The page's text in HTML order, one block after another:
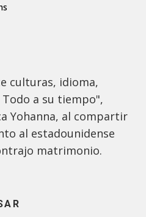
culturas, idioma,
a su tiempo",
Yohanna, al compartir
al estadounidense
matrimonio.